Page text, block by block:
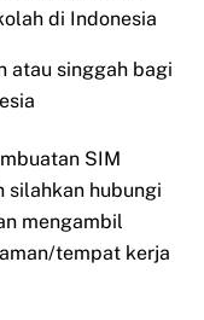
di Indonesia
atau singgah bagi
SIM
silahkan hubungi
mengambil
tempat kerja